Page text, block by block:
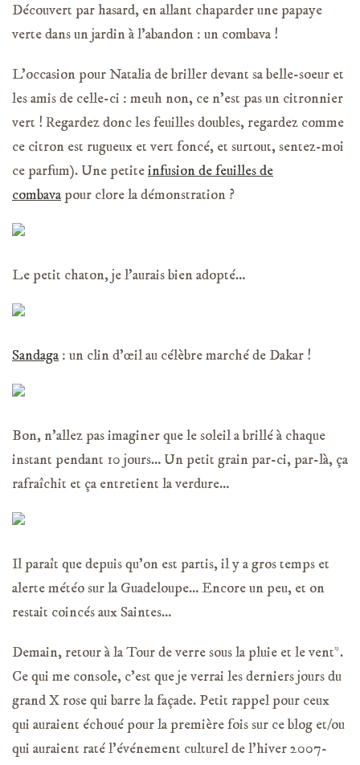
Découvert par hasard, en allant chaparder une papaye
verte dans un jardin à l’abandon : un combava !
L’occasion pour Natalia de briller devant sa belle-soeur et
les amis de celle-ci : meuh non, ce n’est pas un citronnier
vert ! Regardez donc les feuilles doubles, regardez comme
ce citron est rugueux et vert foncé, et surtout, sentez-moi
ce parfum). Une petiteinfusion de feuilles de
combava pour clore la démonstration ?
Le petit chaton, je l’aurais bien adopté…
Sandaga : un clin d’œil au célèbre marché de Dakar !
Bon, n’allez pas imaginer que le soleil a brillé à chaque
instant pendant 10 jours… Un petit grain par-ci, par-là, ça
rafraîchit et ça entretient la verdure…
Il paraît que depuis qu’on est partis, il y a gros temps et
alerte météo sur la Guadeloupe… Encore un peu, et on
restait coincés aux Saintes…
Demain, retour à la Tour de verre sous la pluie et le vent*.
Ce qui me console, c’est que je verrai les derniers jours du
grand X rose qui barre la façade. Petit rappel pour ceux
qui auraient échoué pour la première fois sur ce blog et/ou
qui auraient raté l’événement culturel de l’hiver 2007-